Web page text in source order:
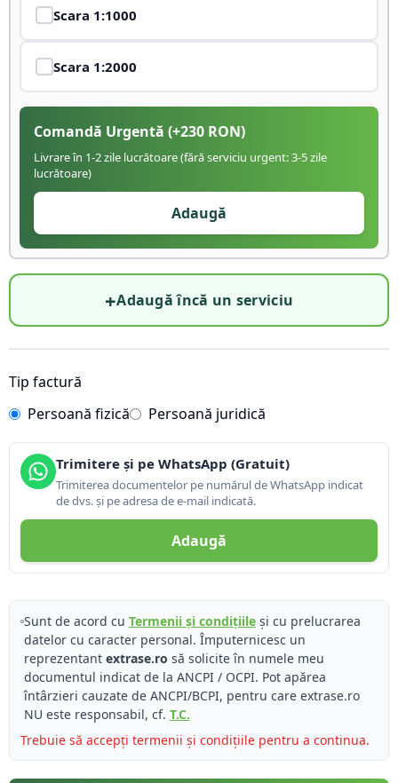
Scara 1:1000
Scara 1:2000
Comandă Urgentă (+230 RON)
Livrare în 1-2 zile lucrătoare (fără serviciu urgent: 3-5 zile
lucrătoare)
Adaugă
+Adaugă încă un serviciu
Tip factură
Persoană fizică
Persoană juridică
Trimitere și pe WhatsApp (Gratuit)
Trimiterea documentelor pe numărul de WhatsApp indicat
de dvs. și pe adresa de e-mail indicată.
Adaugă
Sunt de acord cu Termenii și condițiileși cu prelucrarea
datelor cu caracter personal. Împuternicesc un
reprezentant extrase.ro să solicite în numele meu
documentul indicat de la ANCPI / OCPI. Pot apărea
întârzieri cauzate de ANCPI/BCPI, pentru care extrase.ro
NU este responsabil, cf. T.C.
Trebuie să accepți termenii și condițiile pentru a continua.